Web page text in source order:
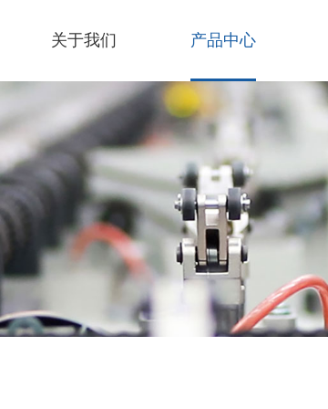
关于我们 产品中心